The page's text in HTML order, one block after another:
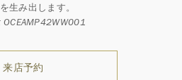
生み出します。
OCEAMP42WW001
来店予約